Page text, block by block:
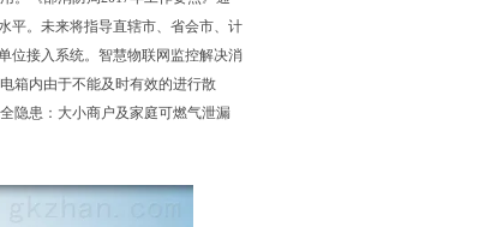
平。未来将指导直辖市、省会市、计
位接入系统。智慧物联网监控解决消
箱内由于不能及时有效的进行散
隐患：大小商户及家庭可燃气泄漏